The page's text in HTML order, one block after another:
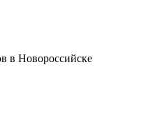
в Новороссийске